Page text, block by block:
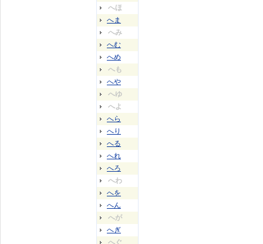
へほ
へま
へみ
へむ
へめ
へも
へや
へゆ
へよ
へら
へり
へる
へれ
へろ
へわ
へを
へん
へが
へぎ
へぐ